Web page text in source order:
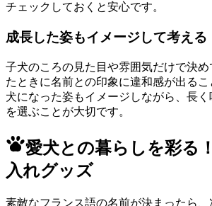
チェックしておくと安心です。
成長した姿もイメージして考える
子犬のころの見た目や雰囲気だけで決
たときに名前との印象に違和感が出る
犬になった姿もイメージしながら、長
を選ぶことが大切です。
愛犬との暮らしを彩る
入れグッズ
素敵なフランス語の名前が決まったら